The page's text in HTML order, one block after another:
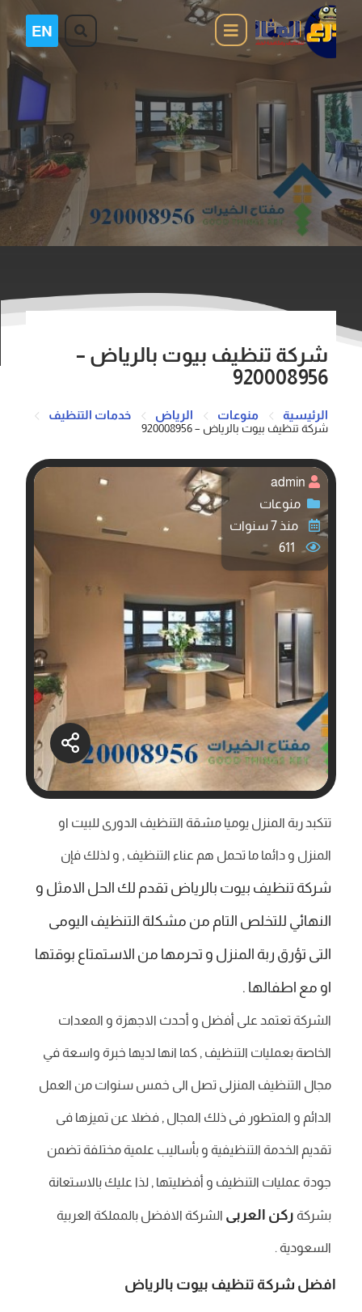
شركة تنظيف بيوت بالرياض –
920008956
الرئيسية منوعات الرياض خدمات التنظيف
شركة تنظيف بيوت بالرياض – 920008956
admin
منوعات
منذ 7 سنوات
تتكبد ربة المنزل يوميا مشقة التنظيف الدورى للبيت او
المنزل و دائما ما تحمل هم عناء التنظيف , و لذلك فإن
شركة تنظيف بيوت بالرياض تقدم لك الحل الامثل و
النهائي للتخلص التام من مشكلة التنظيف اليومى
التى تؤرق ربة المنزل و تحرمها من الاستمتاع بوقتها
او مع اطفالها .
الشركة تعتمد على أفضل و أحدث الاجهزة و المعدات
الخاصة بعمليات التنظيف , كما انها لديها خبرة واسعة في
مجال التنظيف المنزلى تصل الى خمس سنوات من العمل
الدائم و المتطور فى ذلك المجال , فضلا عن تميزها فى
تقديم الخدمة التنظيفية و بأساليب علمية مختلفة تضمن
جودة عمليات التنظيف و أفضليتها , لذا عليك بالاستعانة
بشركة ركن العربى الشركة الافضل بالمملكة العربية
السعودية .
افضل شركة تنظيف بيوت بالرياض